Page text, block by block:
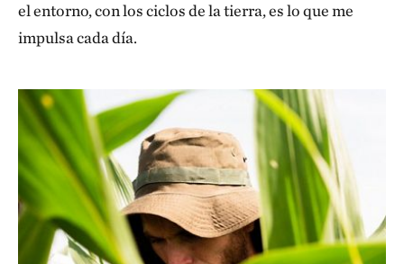
el entorno, con los ciclos de la tierra, es lo que me
impulsa cada día.